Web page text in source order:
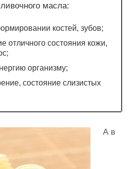
масла:
костей, зубов;
отличного состояния кожи,
организму;
состояние слизистых
А в